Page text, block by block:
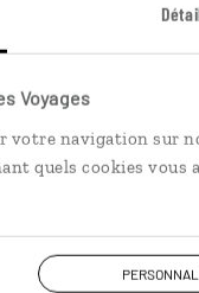
Voyages
navigation sur
quels cookies